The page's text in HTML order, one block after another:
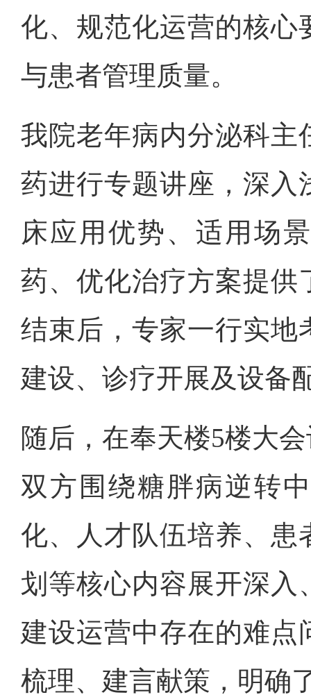
化、规范化运营的核心
与患者管理质量。
我院老年病内分泌科主
药进行专题讲座，深入
床应用优势、适用场
药、优化治疗方案提供
结束后，专家一行实地
建设、诊疗开展及设备
随后，在奉天楼5楼大
双方围绕糖胖病逆转
化、人才队伍培养、患
划等核心内容展开深
建设运营中存在的难
梳理、建言献策，明确